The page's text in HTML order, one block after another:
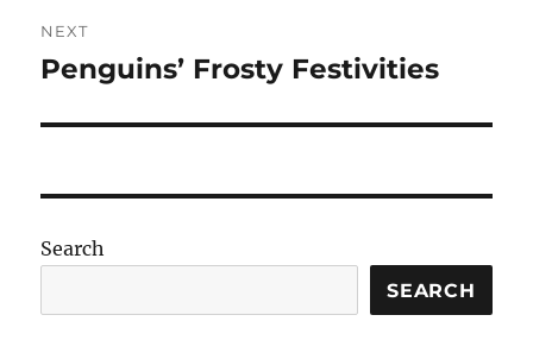
NEXT
Next
Penguins’ Frosty Festivities
Search
SEARCH